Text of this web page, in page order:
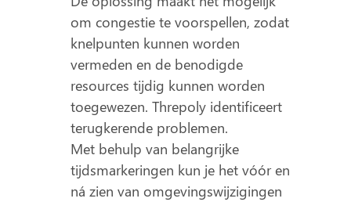
om congestie te voorspellen, zodat
knelpunten kunnen worden
vermeden en de benodigde
resources tijdig kunnen worden
toegewezen. Threpoly identificeert
terugkerende problemen.
Met behulp van belangrijke
tijdsmarkeringen kun je het vóór en
ná zien van omgevingswijzigingen